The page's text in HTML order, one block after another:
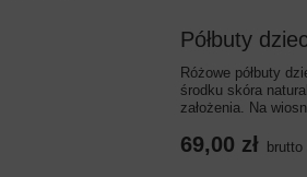
Półbuty
Różowe półbuty
środku skóra
założenia. Na
69,00 zł brutto